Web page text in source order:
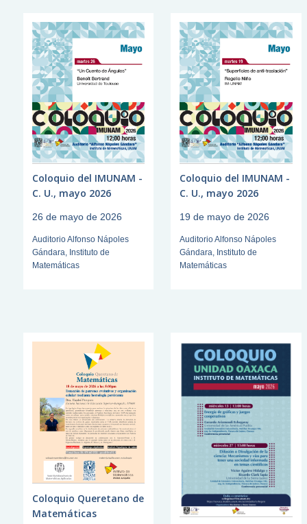
Coloquio del IMUNAM -
C. U., mayo 2026
26 de mayo de 2026
Auditorio Alfonso Nápoles
Gándara, Instituto de
Matemáticas
Coloquio del IMUNAM -
C. U., mayo 2026
19 de mayo de 2026
Auditorio Alfonso Nápoles
Gándara, Instituto de
Matemáticas
Coloquio Queretano de
Matemáticas